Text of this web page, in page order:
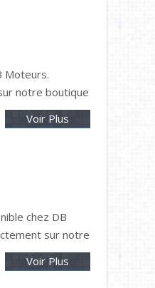
Moteurs.
notre boutique
Voir Plus
chez DB
sur notre
Voir Plus